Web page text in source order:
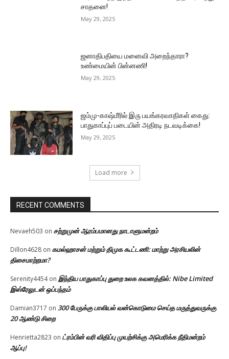
சாதனை!
May 29, 2025
ஜனாதிபதியை மனைவி அறைந்தாரா?
உண்மையின் பின்னணி!
May 29, 2025
ஜம்மு-காஷ்மீரில் இரு பயங்கரவாதிகள் கைது:
பாதுகாப்புப் படையின் அதிரடி நடவடிக்கை!
May 29, 2025
Load more
RECENT COMMENTS
Nevaeh503 on சற்றுமுன் ஆரம்பமானது நாடாளுமன்றம்
Dillon4628 on கமல்ஹாசன் மற்றும் திமுக கூட்டணி: மாற்று அரசியலின்
திசைமாற்றமா?
Serenity4454on இந்திய பாதுகாப்பு துறை உலக கவனத்தில்: Nibe Limited
இஸ்ரேலுடன் ஒப்பந்தம்
Damian3717 on 300 பேருக்கு பாலியல் வன்கொடுமை செய்த மருத்துவருக்கு
20 ஆண்டு சிறை
Henrietta2823 on ட்ரம்பின் வரி விதிப்பு முயற்சிக்கு அமெரிக்க நீதிமன்றம்
ஆப்பு!